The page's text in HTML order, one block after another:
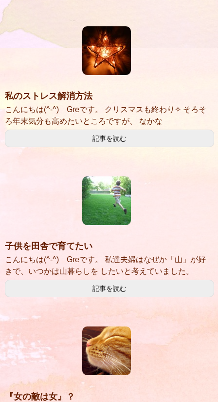
私のストレス解消方法
こんにちは(^-^) Greです。 クリスマスも終わり✧ そろそ
ろ年末気分も高めたいところですが、 なかな
記事を読む
子供を田舎で育てたい
こんにちは(^-^) Greです。 私達夫婦はなぜか「山」が好
きで、いつかは山暮らしを したいと考えていました。
記事を読む
『女の敵は女』？